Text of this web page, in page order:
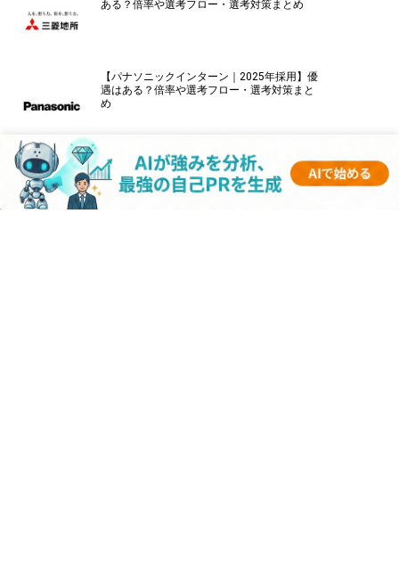
ある？倍率や選考フロー・選考対策まとめ
【パナソニックインターン｜2025年採用】優
遇はある？倍率や選考フロー・選考対策まと
め
【伊藤忠商事インターン｜2025年採用】優遇
はある？倍率や選考フロー・選考対策まとめ